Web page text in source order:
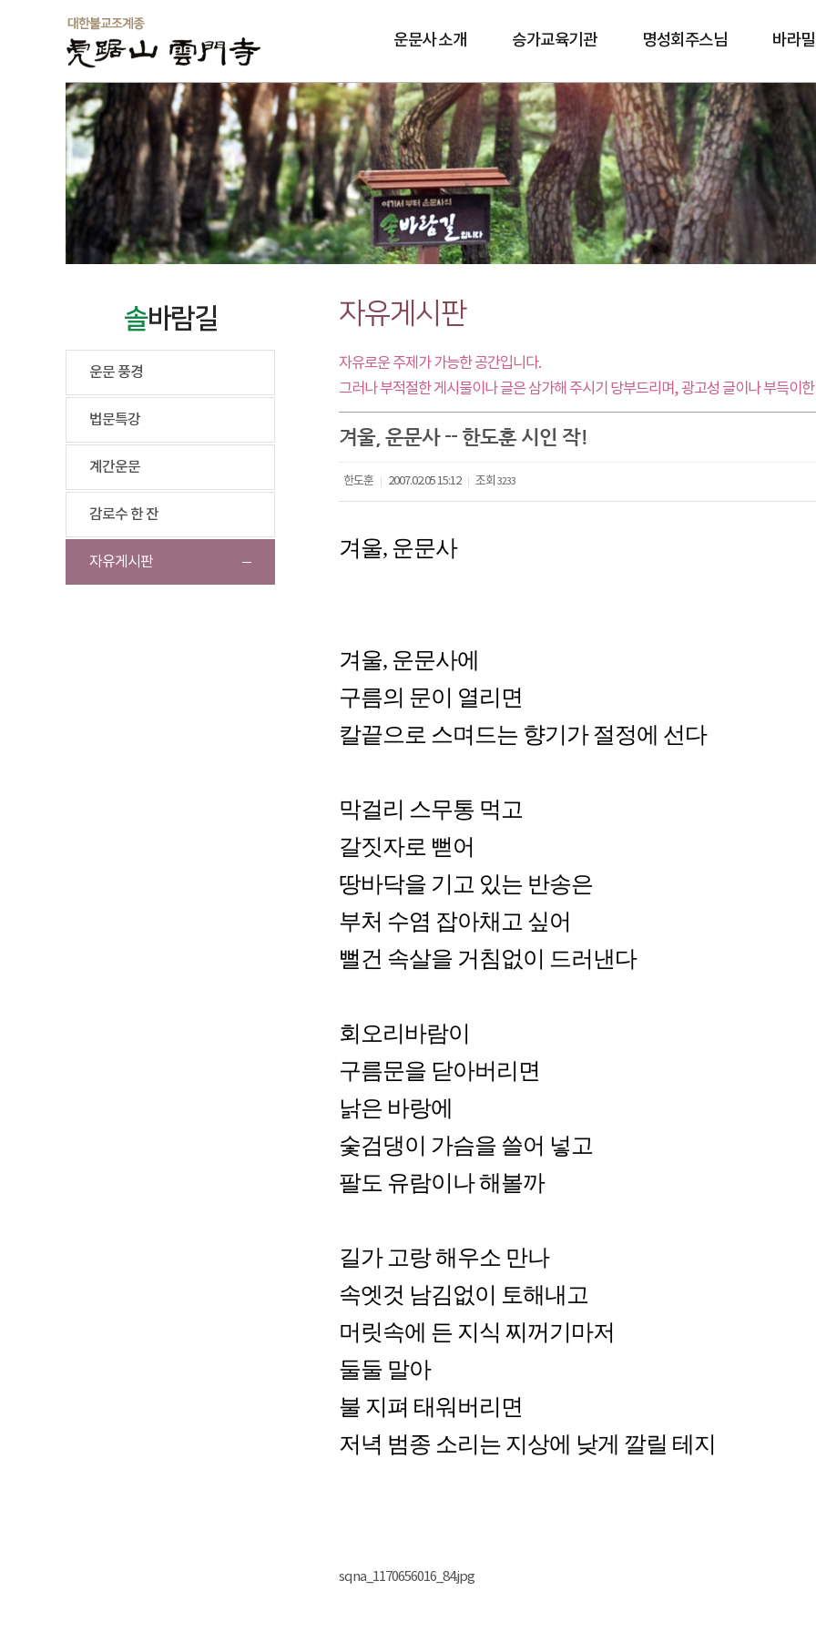
운문사 소개 승가교육기관 명성회주스님 바라
솔바람길
솔바람길
운문 풍경
법문특강
계간운문
감로수 한 잔
자유게시판
자유게시판
자유로운 주제가 가능한 공간입니다.
그러나 부적절한 게시물이나 글은 삼가해 주시기 당부드리며, 광고성 글이나 부득이
겨울, 운문사 -- 한도훈 시인 작!
한도훈 2007.02.05 15:12 조회 3233
겨울, 운문사
겨울, 운문사에
구름의 문이 열리면
칼끝으로 스며드는 향기가 절정에 선다
막걸리 스무통 먹고
갈짓자로 뻗어
땅바닥을 기고 있는 반송은
부처 수염 잡아채고 싶어
뻘건 속살을 거침없이 드러낸다
회오리바람이
구름문을 닫아버리면
낡은 바랑에
숯검댕이 가슴을 쓸어 넣고
팔도 유람이나 해볼까
길가 고랑 해우소 만나
속엣것 남김없이 토해내고
머릿속에 든 지식 찌꺼기마저
둘둘 말아
불 지펴 태워버리면
저녁 범종 소리는 지상에 낮게 깔릴 테지
sqna_1170656016_84.jpg